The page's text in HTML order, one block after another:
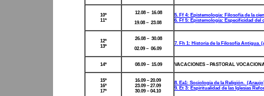
10ª
11ª
12.08 – 16.08
19.08 – 23.08
5. Ff 4: Epistemología: Filosofía de la
6. Ff 5: Epistemología: Especificidad
12ª
13ª
26.08 – 30.08
02.09 – 06.09
7. Fh 1: Historia de la Filosofía Antigua.
14ª 08.09 – 15.09 VACACIONES – PASTORAL
15ª
16ª
17ª
16.09 – 20.09
23.09 – 27.09
30.09 – 04.10
8. Ea1: Sociología de la Religión.
9. Et 3: Espiritualidad de las Iglesias